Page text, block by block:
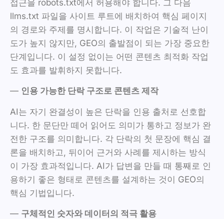
접근을 robots.txt에서 허용해야 합니다. 그 다음
llms.txt 파일을 사이트 루트에 배치하여 핵심 페이지
의 경로와 주제를 명시합니다. 이 작업은 기술적 난이
도가 높지 않지만, GEO의 출발점이 되는 가장 중요한
단계입니다. 이 설정 없이는 어떤 콘텐츠 최적화 작업
도 효과를 발휘하지 못합니다.
— 인용 가능한 단락 구조로 콘텐츠 제작
AI는 자기 완결성이 높은 단락을 인용 출처로 선호합
니다. 한 문단만 떼어 읽어도 의미가 통하고 정보가 완
전한 구조를 의미합니다. 각 단락의 첫 문장에 핵심 결
론을 배치하고, 뒤이어 근거와 사례를 제시하는 방식
이 가장 효과적입니다. AI가 답변을 만들 때 통째로 인
용하기 좋은 형태로 콘텐츠를 설계하는 것이 GEO의
핵심 기법입니다.
— 구체적인 숫자와 데이터의 적극 활용